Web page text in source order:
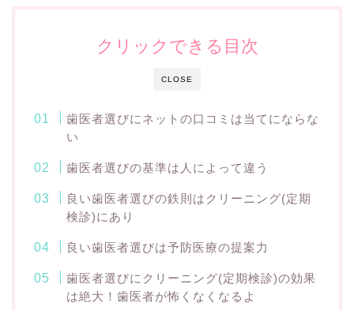
CLOSE
クリックできる目次
歯医者選びにネットの口コミは当てにならな
い
歯医者選びの基準は人によって違う
良い歯医者選びの鉄則はクリーニング(定期
検診)にあり
良い歯医者選びは予防医療の提案力
歯医者選びにクリーニング(定期検診)の効果
は絶大！歯医者が怖くなくなるよ